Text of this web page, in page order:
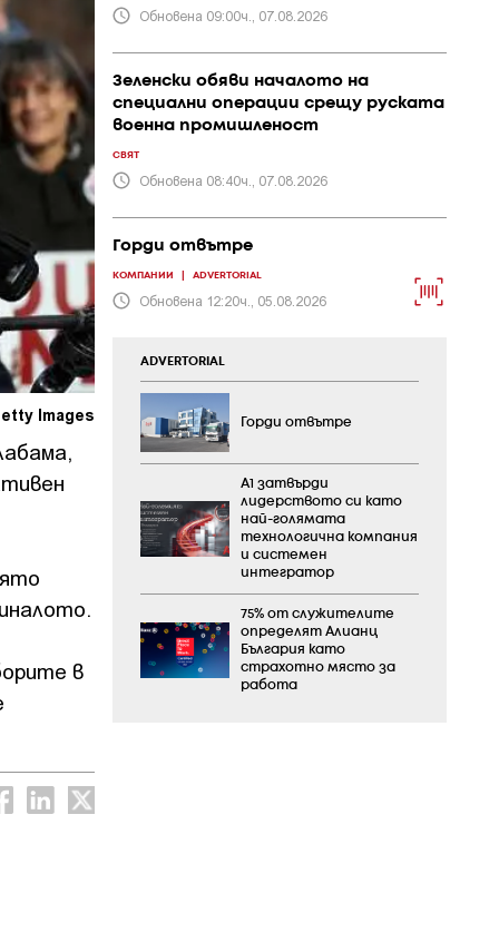
Images
в
Обновена 09:00ч., 07.08.2026
Зеленски обяви началото на
специални операции срещу руската
военна промишленост
СВЯТ
Обновена 08:40ч., 07.08.2026
Горди отвътре
КОМПАНИИ ADVERTORIAL
Обновена 12:20ч., 05.08.2026
ADVERTORIAL
Горди отвътре
А1 затвърди
лидерството си като
най-голямата
технологична компания
и системен
интегратор
75% от служителите
определят Алианц
България като
страхотно място за
работа